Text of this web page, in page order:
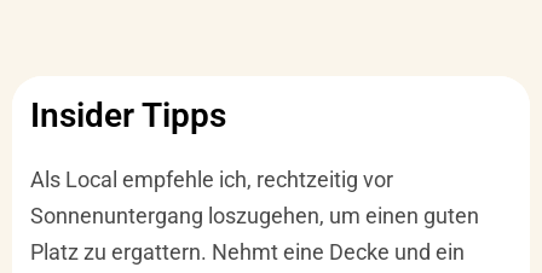
Insider Tipps
Als Local empfehle ich, rechtzeitig vor
Sonnenuntergang loszugehen, um einen guten
Platz zu ergattern. Nehmt eine Decke und ein